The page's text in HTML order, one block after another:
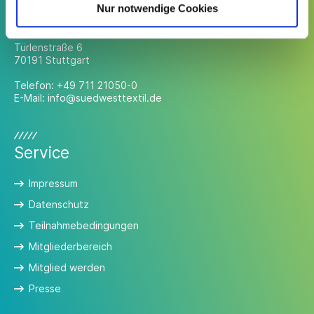
Nur notwendige Cookies
Türlenstraße 6
70191 Stuttgart
Telefon: +49 711 21050-0
E-Mail: info@suedwesttextil.de
Service
Impressum
Datenschutz
Teilnahmebedingungen
Mitgliederbereich
Mitglied werden
Presse